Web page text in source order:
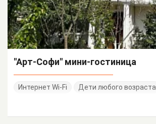
"Арт-Софи" мини-гостиница
Интернет Wi-Fi Дети любого возраста